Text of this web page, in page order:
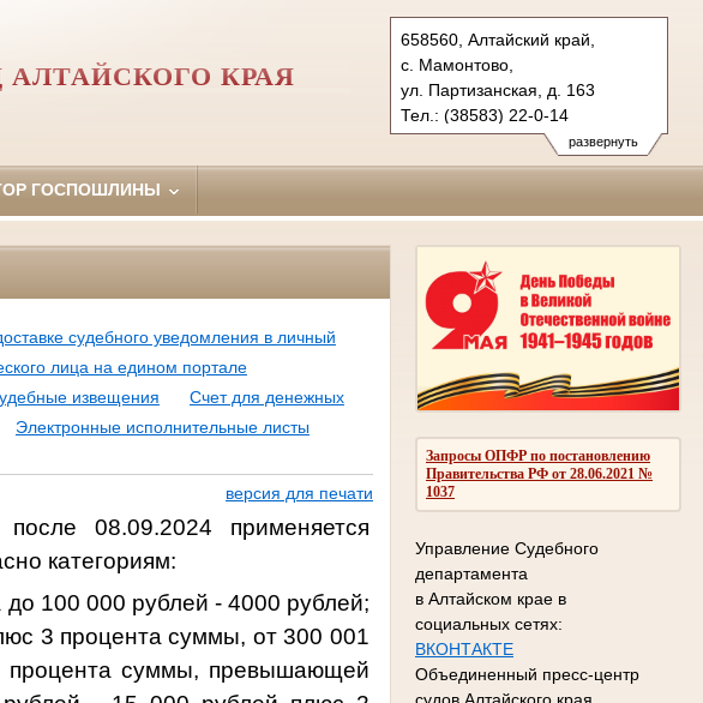
развернуть
658560, Алтайский край,
с. Мамонтово,
ул. Партизанская, д. 163
Тел.: (38583) 22-0-14
mamontovsky.alt@sudrf.ru
КРАЯ
ГОСПОШЛИНЫ
Запросы ОПФР по постановлению
Правительства РФ от 28.06.2021 №
1037
Управление Судебного
департамента
в Алтайском крае в
социальных сетях:
ВКОНТАКТЕ
Объединенный пресс-центр
судебного уведомления в личный
лица на едином портале
извещения
Счет для денежных
Электронные исполнительные листы
версия для печати
08.09.2024 применяется
категориям:
100 000 рублей - 4000 рублей;
3 процента суммы, от 300 001
процента суммы, превышающей